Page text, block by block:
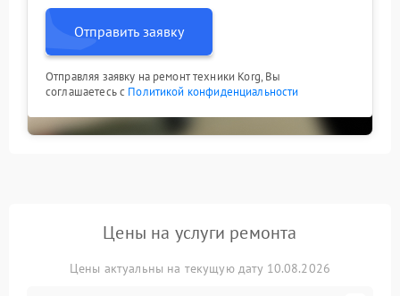
Отправить заявку
Отправляя заявку на ремонт техники Korg, Вы
соглашаетесь с Политикой конфиденциальности
Цены на услуги ремонта
Цены актуальны на текущую дату 10.08.2026